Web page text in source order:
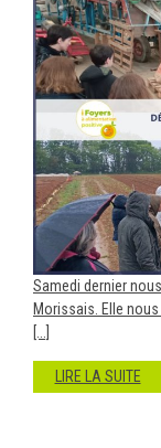
Samedi dernier
Morissais. Elle
[...]
LIRE LA SUITE